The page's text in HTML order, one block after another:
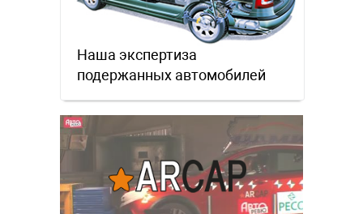
Наша экспертиза
подержанных автомобилей